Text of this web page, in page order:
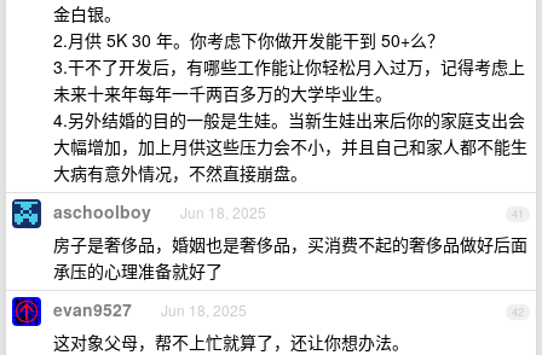
金白银。
2.月供 5K 30 年。你考虑下你做开发能干到 50+么？
3.干不了开发后，有哪些工作能让你轻松月入过万，记得考虑上
未来十来年每年一千两百多万的大学毕业生。
4.另外结婚的目的一般是生娃。当新生娃出来后你的家庭支出会
大幅增加，加上月供这些压力会不小，并且自己和家人都不能生
大病有意外情况，不然直接崩盘。
41
aschoolboy Jun 18, 2025
房子是奢侈品，婚姻也是奢侈品，买消费不起的奢侈品做好后面
承压的心理准备就好了
42
evan9527 Jun 18, 2025
这对象父母，帮不上忙就算了，还让你想办法。